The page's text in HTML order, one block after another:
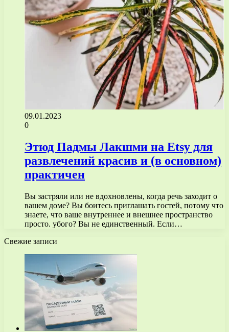
09.01.2023
0
Этюд Падмы Лакшми на Etsy для
развлечений красив и (в основном)
практичен
Вы застряли или не вдохновлены, когда речь заходит о
вашем доме? Вы боитесь приглашать гостей, потому что
знаете, что ваше внутреннее и внешнее пространство
просто. убого? Вы не единственный. Если…
Свежие записи